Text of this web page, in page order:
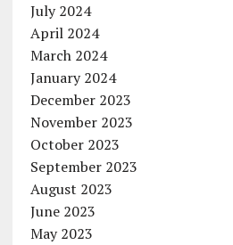
July 2024
April 2024
March 2024
January 2024
December 2023
November 2023
October 2023
September 2023
August 2023
June 2023
May 2023